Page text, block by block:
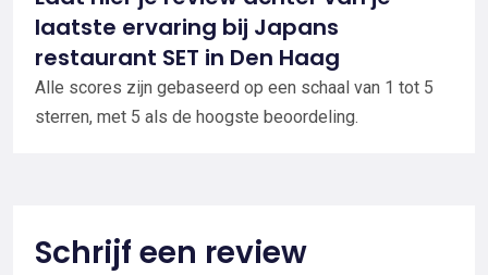
laatste ervaring bij Japans
restaurant SET in Den Haag
Alle scores zijn gebaseerd op een schaal van 1 tot 5
sterren, met 5 als de hoogste beoordeling.
Schrijf een review